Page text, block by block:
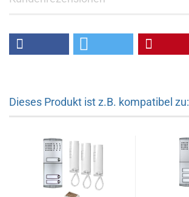
Dieses Produkt ist z.B. kompatibel zu: